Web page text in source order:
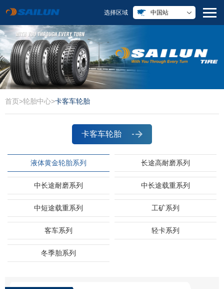
选择区域 中国站
首页>轮胎中心>卡客车轮胎
卡客车轮胎
液体黄金轮胎系列 长途高耐磨系列
中长途耐磨系列 中长途载重系列
中短途载重系列 工矿系列
客车系列 轻卡系列
冬季胎系列